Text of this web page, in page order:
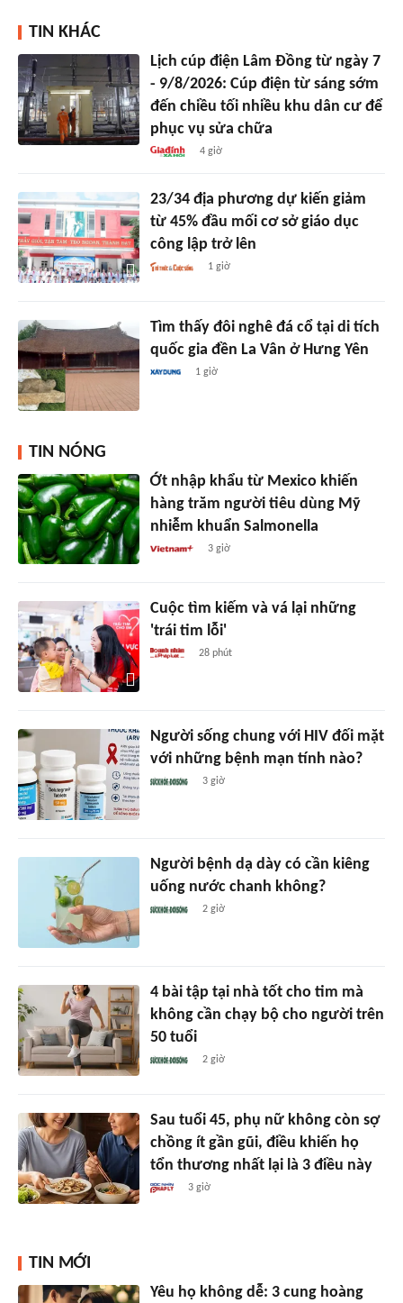
TIN KHÁC
Lịch cúp điện Lâm Đồng từ ngày 7
- 9/8/2026: Cúp điện từ sáng sớm
đến chiều tối nhiều khu dân cư để
phục vụ sửa chữa
4 giờ
23/34 địa phương dự kiến giảm
từ 45% đầu mối cơ sở giáo dục
công lập trở lên
1 giờ
Tìm thấy đôi nghê đá cổ tại di tích
quốc gia đền La Vân ở Hưng Yên
1 giờ
TIN NÓNG
Ớt nhập khẩu từ Mexico khiến
hàng trăm người tiêu dùng Mỹ
nhiễm khuẩn Salmonella
3 giờ
Cuộc tìm kiếm và vá lại những
'trái tim lỗi'
28 phút
Người sống chung với HIV đối mặt
với những bệnh mạn tính nào?
3 giờ
Người bệnh dạ dày có cần kiêng
uống nước chanh không?
2 giờ
4 bài tập tại nhà tốt cho tim mà
không cần chạy bộ cho người trên
50 tuổi
2 giờ
Sau tuổi 45, phụ nữ không còn sợ
chồng ít gần gũi, điều khiến họ
tổn thương nhất lại là 3 điều này
3 giờ
TIN MỚI
Yêu họ không dễ: 3 cung hoàng